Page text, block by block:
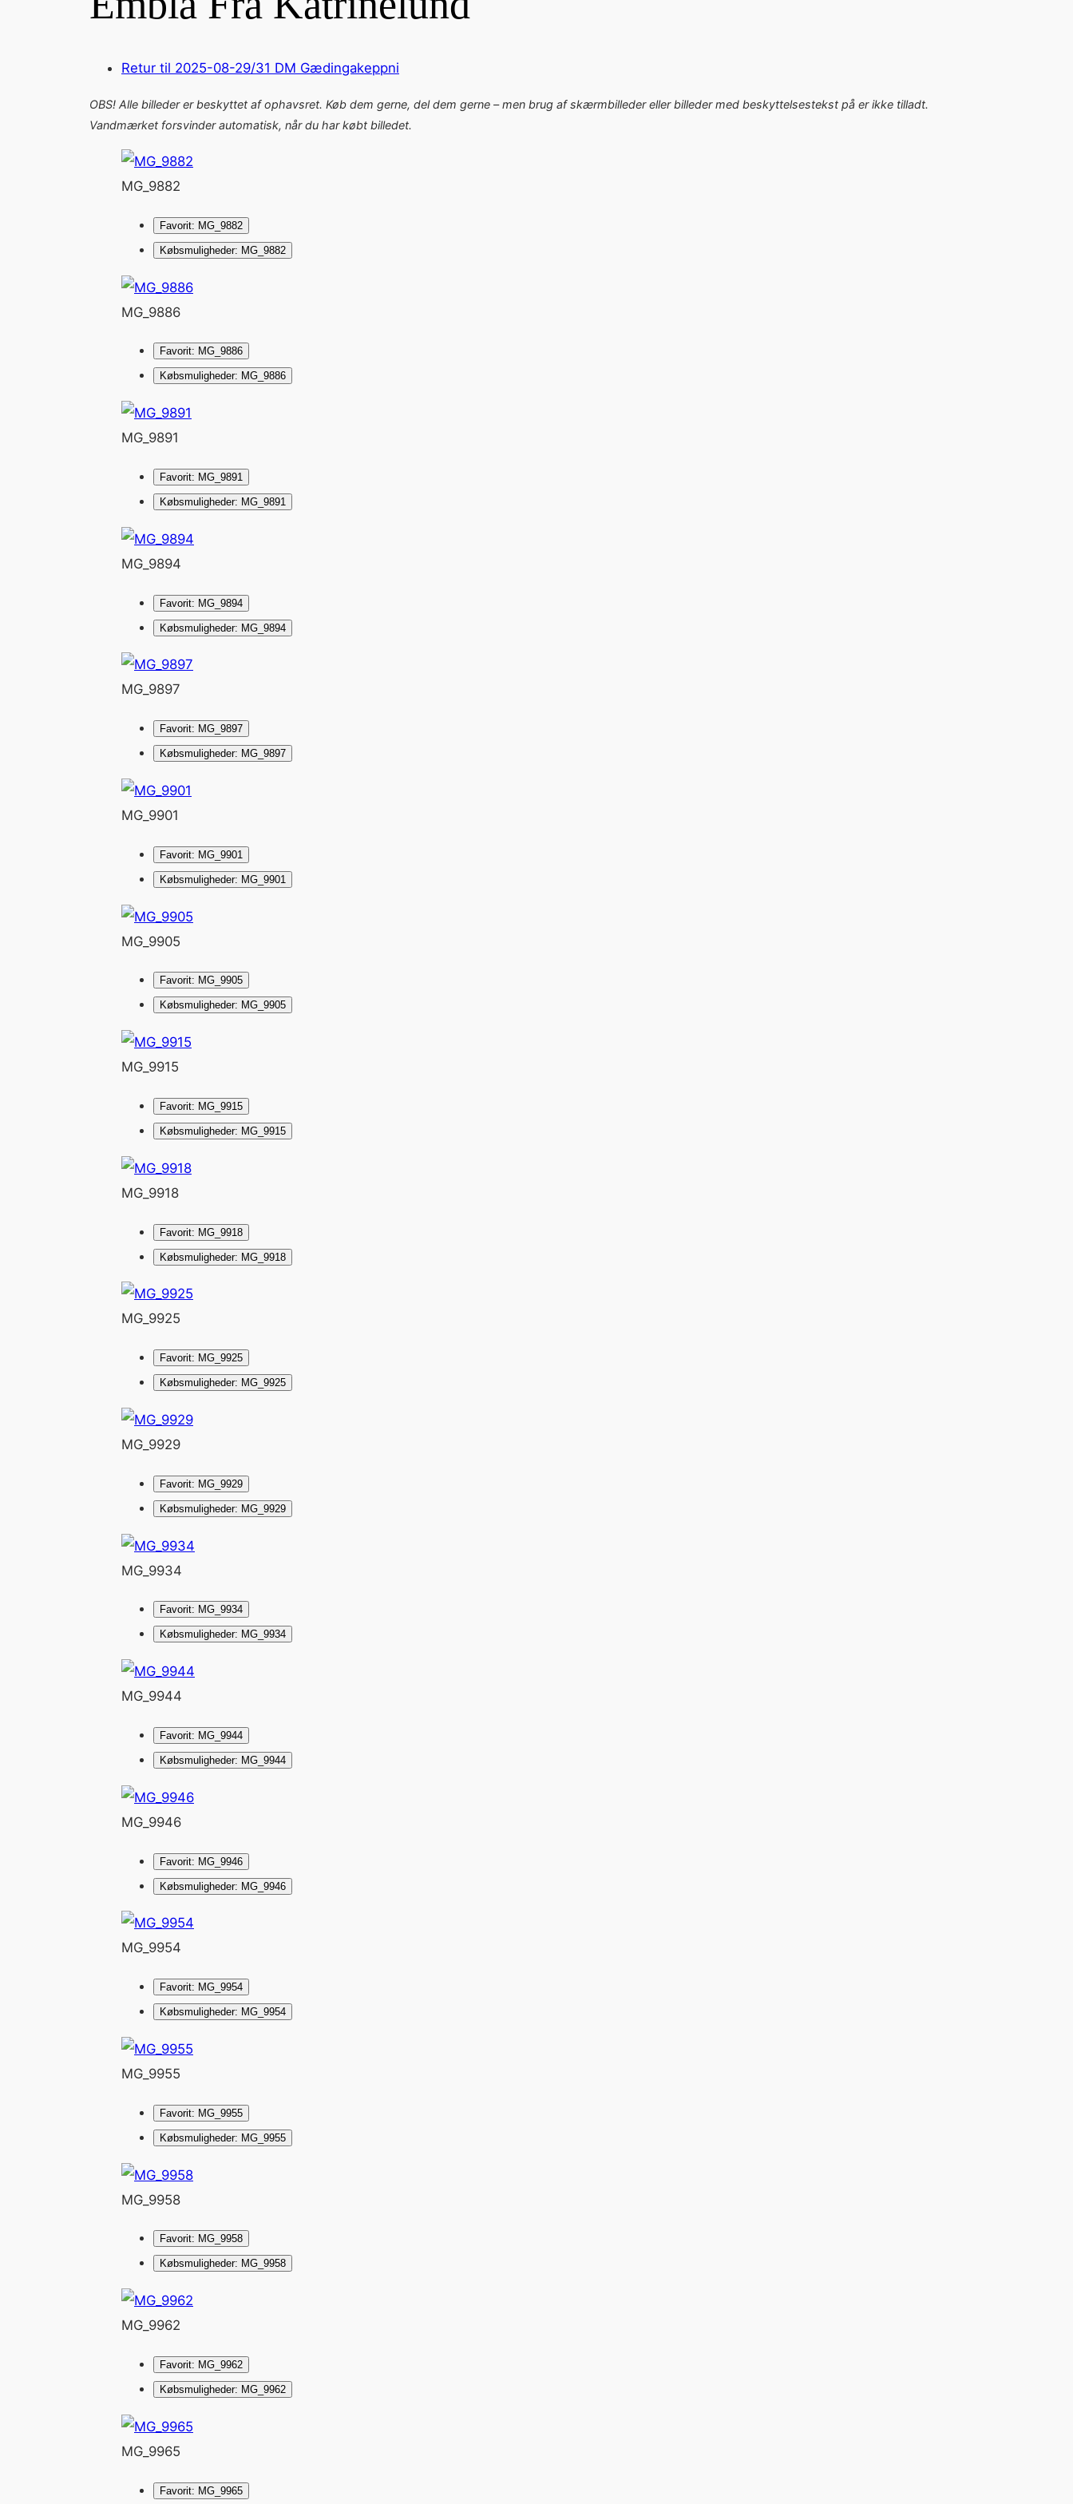
Retur til 2025-08-29/31 DM Gædingakeppni
OBS! Alle billeder er beskyttet af ophavsret. Køb dem gerne, del dem gerne – men brug af skærmbilleder eller billeder med beskyttelsestekst på er ikke tilladt.
Vandmærket forsvinder automatisk, når du har købt billedet.
MG_9882
Favorit: MG_9882
Købsmuligheder: MG_9882
MG_9886
Favorit: MG_9886
Købsmuligheder: MG_9886
MG_9891
Favorit: MG_9891
Købsmuligheder: MG_9891
MG_9894
Favorit: MG_9894
Købsmuligheder: MG_9894
MG_9897
Favorit: MG_9897
Købsmuligheder: MG_9897
MG_9901
Favorit: MG_9901
Købsmuligheder: MG_9901
MG_9905
Favorit: MG_9905
Købsmuligheder: MG_9905
MG_9915
Favorit: MG_9915
Købsmuligheder: MG_9915
MG_9918
Favorit: MG_9918
Købsmuligheder: MG_9918
MG_9925
Favorit: MG_9925
Købsmuligheder: MG_9925
MG_9929
Favorit: MG_9929
Købsmuligheder: MG_9929
MG_9934
Favorit: MG_9934
Købsmuligheder: MG_9934
MG_9944
Favorit: MG_9944
Købsmuligheder: MG_9944
MG_9946
Favorit: MG_9946
Købsmuligheder: MG_9946
MG_9954
Favorit: MG_9954
Købsmuligheder: MG_9954
MG_9955
Favorit: MG_9955
Købsmuligheder: MG_9955
MG_9958
Favorit: MG_9958
Købsmuligheder: MG_9958
MG_9962
Favorit: MG_9962
Købsmuligheder: MG_9962
MG_9965
Favorit: MG_9965